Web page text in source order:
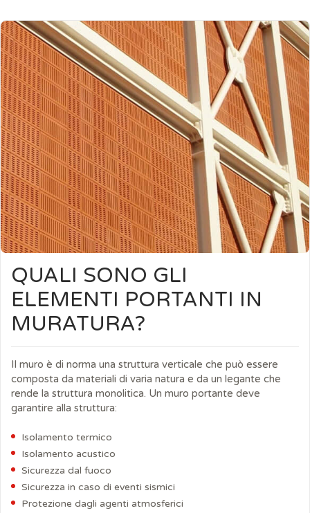
QUALI SONO GLI
ELEMENTI PORTANTI IN
MURATURA?
Il muro è di norma una struttura verticale che può essere
composta da materiali di varia natura e da un legante che
rende la struttura monolitica. Un muro portante deve
garantire alla struttura:
Isolamento termico
Isolamento acustico
Sicurezza dal fuoco
Sicurezza in caso di eventi sismici
Protezione dagli agenti atmosferici